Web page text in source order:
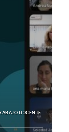
DOCENTE